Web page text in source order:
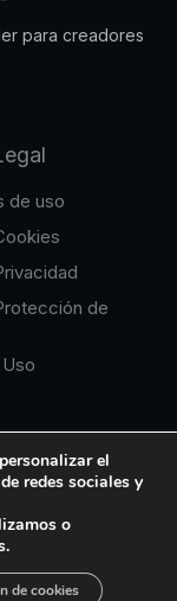
para creadores
de uso
de
el
redes sociales y
o
de cookies